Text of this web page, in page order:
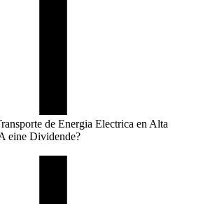
de Energia Electrica en Alta
eine Dividende?